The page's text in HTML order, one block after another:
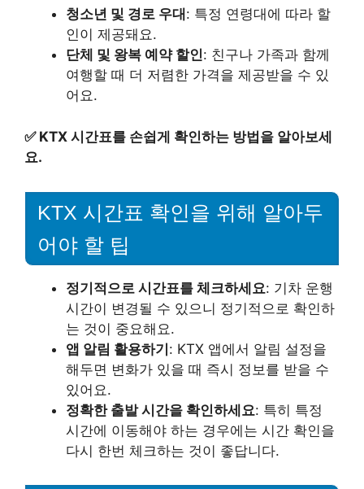
청소년 및 경로 우대 : 특정 연령대에 따라 할
인이 제공돼요.
단체 및 왕복 예약 할인: 친구나 가족과 함께
여행할 때 더 저렴한 가격을 제공받을 수 있
어요.
✅ KTX 시간표를 손쉽게 확인하는 방법을 알아보세
요.
KTX 시간표 확인을 위해 알아두
어야 할 팁
정기적으로 시간표를 체크하세요: 기차 운행
시간이 변경될 수 있으니 정기적으로 확인하
는 것이 중요해요.
앱 알림 활용하기: KTX 앱에서 알림 설정을
해두면 변화가 있을 때 즉시 정보를 받을 수
있어요.
정확한 출발 시간을 확인하세요: 특히 특정
시간에 이동해야 하는 경우에는 시간 확인을
다시 한번 체크하는 것이 좋답니다.